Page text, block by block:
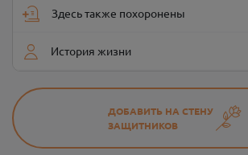
Здесь также похоронены
История жизни
ДОБАВИТЬ НА СТЕНУ
ЗАЩИТНИКОВ